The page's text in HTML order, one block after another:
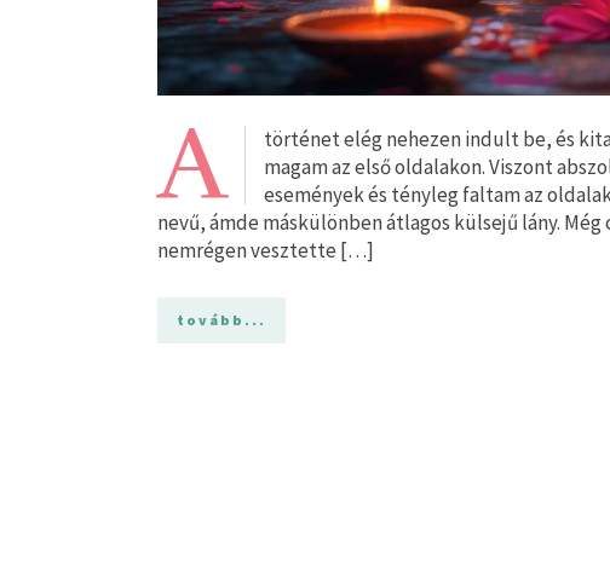
A
történet elég nehezen indult be, és
magam az első oldalakon. Viszont
események és tényleg faltam az
nevű, ámde máskülönben átlagos külsejű lány. Még
nemrégen vesztette […]
tovább...